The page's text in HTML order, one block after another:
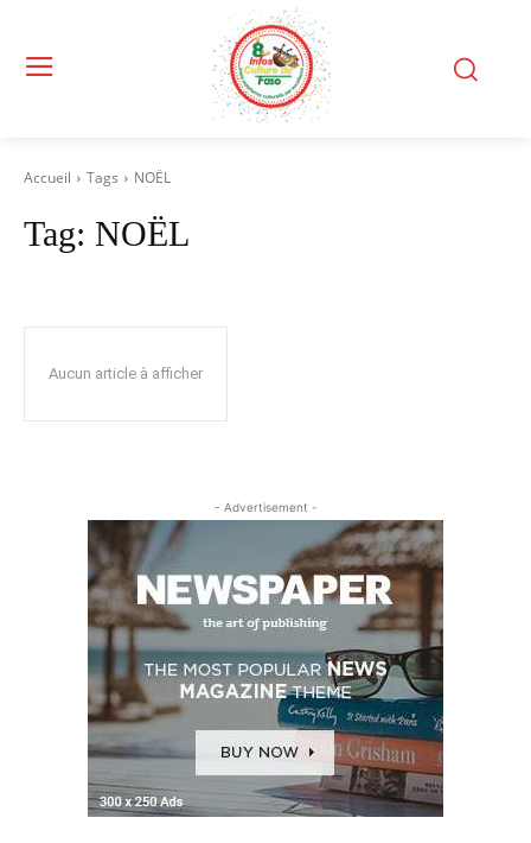
Accueil Tags NOËL
Tag: NOËL
Aucun article à afficher
- Advertisement -